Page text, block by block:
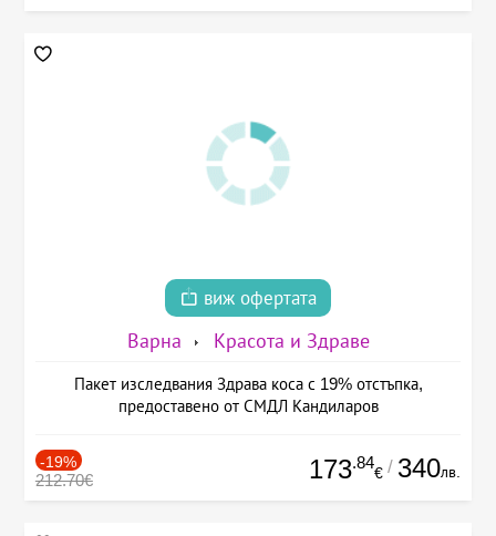
виж офертата
Варна Красота и Здраве
Пакет изследвания Здрава коса с 19% отстъпка,
предоставено от СМДЛ Кандиларов
-19%
212.70€ 173.84
€ / 340лв.